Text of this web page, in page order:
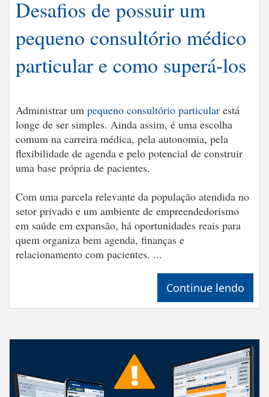
Desafios de possuir um
pequeno consultório médico
particular e como superá-los
Administrar um pequeno consultório particular está
longe de ser simples. Ainda assim, é uma escolha
comum na carreira médica, pela autonomia, pela
flexibilidade de agenda e pelo potencial de construir
uma base própria de pacientes.
Com uma parcela relevante da população atendida no
setor privado e um ambiente de empreendedorismo
em saúde em expansão, há oportunidades reais para
quem organiza bem agenda, finanças e
relacionamento com pacientes. ...
Continue lendo